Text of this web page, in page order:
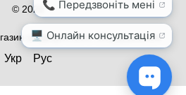
© 2026
медицинского оборудования
Укр Рус